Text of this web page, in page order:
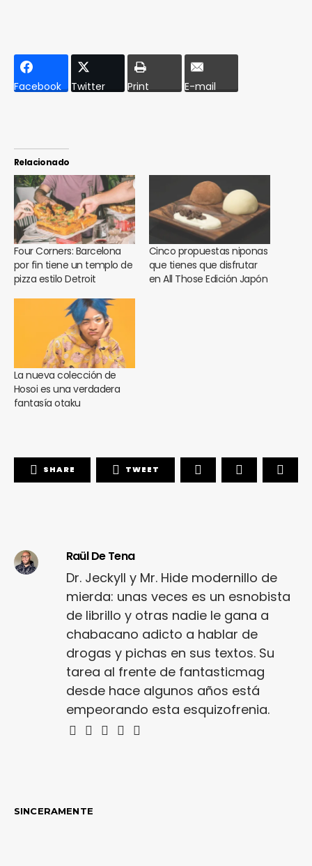
Facebook Twitter Print E-mail
Relacionado
Four Corners: Barcelona
por fin tiene un templo de
pizza estilo Detroit
Cinco propuestas niponas
que tienes que disfrutar
en All Those Edición Japón
La nueva colección de
Hosoi es una verdadera
fantasía otaku
SHARE TWEET
Raül De Tena
Dr. Jeckyll y Mr. Hide modernillo de
mierda: unas veces es un esnobista
de librillo y otras nadie le gana a
chabacano adicto a hablar de
drogas y pichas en sus textos. Su
tarea al frente de fantasticmag
desde hace algunos años está
empeorando esta esquizofrenia.
SINCERAMENTE